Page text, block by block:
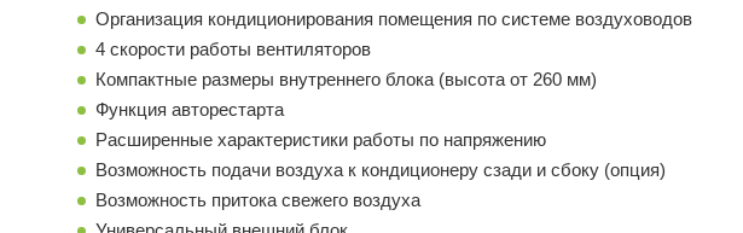
Организация кондиционирования помещения по системе воздуховодов
4 скорости работы вентиляторов
Компактные размеры внутреннего блока (высота от 260 мм)
Функция авторестарта
Расширенные характеристики работы по напряжению
Возможность подачи воздуха к кондиционеру сзади и сбоку (опция)
Возможность притока свежего воздуха